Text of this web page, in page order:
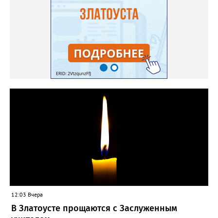
12:03 Вчера
В Златоусте прощаются с Заслуженным